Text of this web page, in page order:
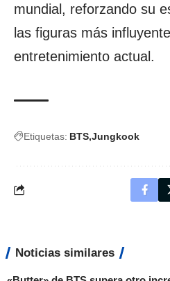
mundial, reforzando su
las figuras más
entretenimiento actual.
Etiquetas: BTS Jungkook
Noticias similares